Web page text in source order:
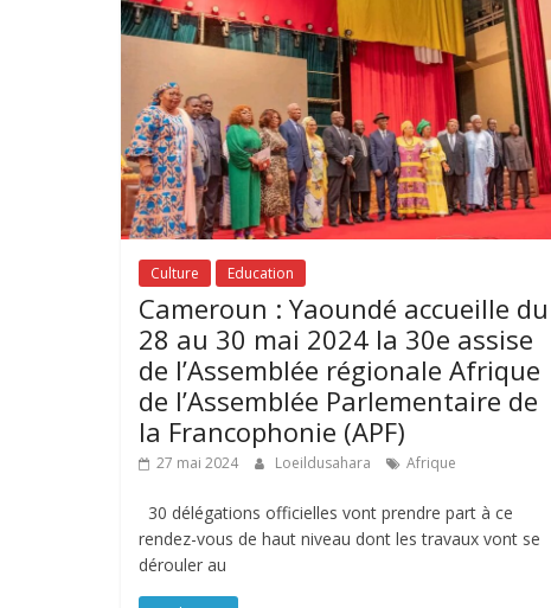
Culture Education
Cameroun : Yaoundé accueille du
28 au 30 mai 2024 la 30e assise
de l’Assemblée régionale Afrique
de l’Assemblée Parlementaire de
la Francophonie (APF)
27 mai 2024 Loeildusahara Afrique
30 délégations officielles vont prendre part à ce
rendez-vous de haut niveau dont les travaux vont se
dérouler au